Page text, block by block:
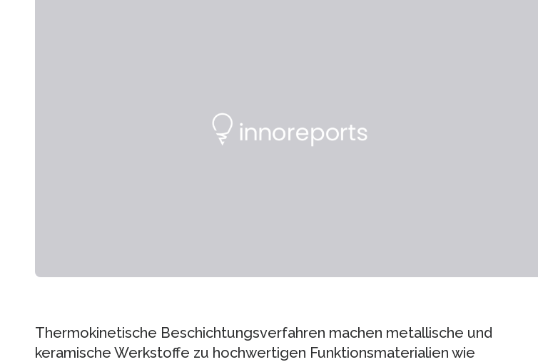
Thermokinetische Beschichtungsverfahren machen metallische und
keramische Werkstoffe zu hochwertigen Funktionsmaterialien wie